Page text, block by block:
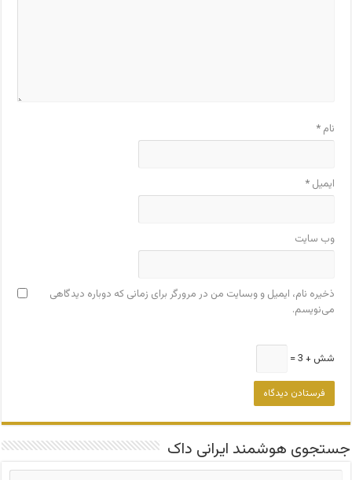
نام*
ایمیل*
وب‌ سایت
ذخیره نام، ایمیل و وبسایت من در مرورگر برای زمانی که دوباره دیدگاهی
می‌نویسم.
شش + 3 =
جستجوی هوشمند ایرانی داک